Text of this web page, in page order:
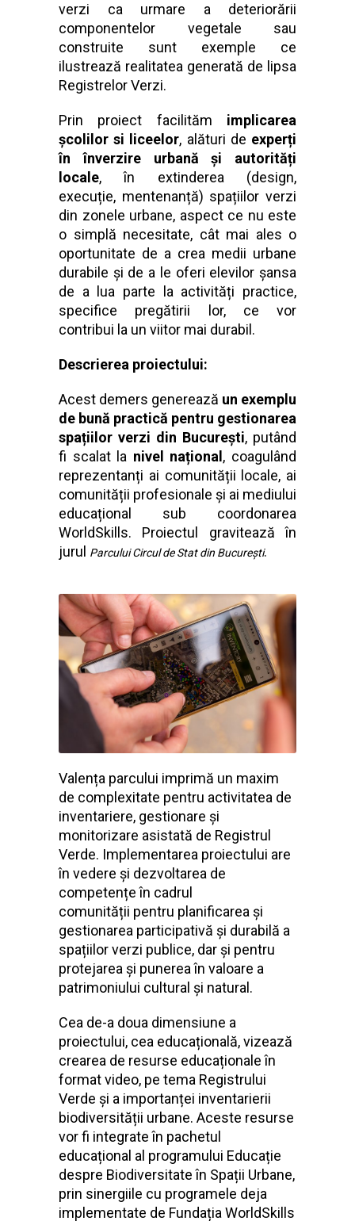
verzi ca urmare a deteriorării
componentelor vegetale sau
construite sunt exemple ce
ilustrează realitatea generată de lipsa
Registrelor Verzi.
Prin proiect facilităm implicarea
școlilor si liceelor, alături de experți
în înverzire urbană și autorități
locale, în extinderea (design,
execuție, mentenanță) spațiilor verzi
din zonele urbane, aspect ce nu este
o simplă necesitate, cât mai ales o
oportunitate de a crea medii urbane
durabile și de a le oferi elevilor șansa
de a lua parte la activități practice,
specifice pregătirii lor, ce vor
contribui la un viitor mai durabil.
Descrierea proiectului:
Acest demers generează un exemplu
de bună practică pentru gestionarea
spațiilor verzi din București, putând
fi scalat la nivel național , coagulând
reprezentanți ai comunității locale, ai
comunității profesionale și ai mediului
educațional sub coordonarea
WorldSkills. Proiectul gravitează în
jurul
Parcului Circul de Stat din București.
Valența parcului imprimă un maxim
de complexitate pentru activitatea de
inventariere, gestionare și
monitorizare asistată de Registrul
Verde. Implementarea proiectului are
în vedere și dezvoltarea de
competențe în cadrul
comunității pentru planificarea și
gestionarea participativă și durabilă a
spațiilor verzi publice, dar și pentru
protejarea și punerea în valoare a
patrimoniului cultural și natural.
Cea de-a doua dimensiune a
proiectului, cea educațională, vizează
crearea de resurse educaționale în
format video, pe tema Registrului
Verde și a importanței inventarierii
biodiversității urbane. Aceste resurse
vor fi integrate în pachetul
educațional al programului Educație
despre Biodiversitate în Spații Urbane,
prin sinergiile cu programele deja
implementate de Fundația WorldSkills